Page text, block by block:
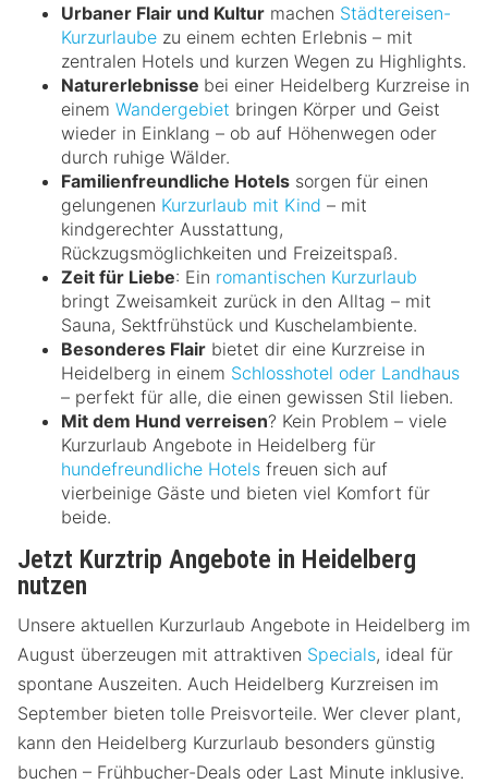
Urbaner Flair und Kultur machen Städtereisen-
Kurzurlaube zu einem echten Erlebnis – mit
zentralen Hotels und kurzen Wegen zu Highlights.
Naturerlebnisse bei einer Heidelberg Kurzreise in
einem Wandergebiet bringen Körper und Geist
wieder in Einklang – ob auf Höhenwegen oder
durch ruhige Wälder.
Familienfreundliche Hotels sorgen für einen
gelungenen Kurzurlaub mit Kind – mit
kindgerechter Ausstattung,
Rückzugsmöglichkeiten und Freizeitspaß.
Zeit für Liebe: Ein romantischen Kurzurlaub
bringt Zweisamkeit zurück in den Alltag – mit
Sauna, Sektfrühstück und Kuschelambiente.
Besonderes Flair bietet dir eine Kurzreise in
Heidelberg in einem Schlosshotel oder Landhaus
– perfekt für alle, die einen gewissen Stil lieben.
Mit dem Hund verreisen? Kein Problem – viele
Kurzurlaub Angebote in Heidelberg für
hundefreundliche Hotels freuen sich auf
vierbeinige Gäste und bieten viel Komfort für
beide.
Jetzt Kurztrip Angebote in Heidelberg
nutzen
Unsere aktuellen Kurzurlaub Angebote in Heidelberg im
August überzeugen mit attraktiven Specials, ideal für
spontane Auszeiten. Auch Heidelberg Kurzreisen im
September bieten tolle Preisvorteile. Wer clever plant,
kann den Heidelberg Kurzurlaub besonders günstig
buchen – Frühbucher-Deals oder Last Minute inklusive.